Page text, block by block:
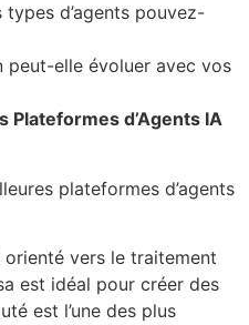
types d’agents pouvez-
peut-elle évoluer avec vos
Plateformes d’Agents IA
plateformes d’agents
orienté vers le traitement
est idéal pour créer des
est l’une des plus